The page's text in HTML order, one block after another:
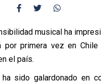
musical ha
primera vez en Chile
el país.
sido galardonado en